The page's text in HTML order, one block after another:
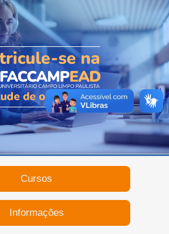
Cursos
Informações